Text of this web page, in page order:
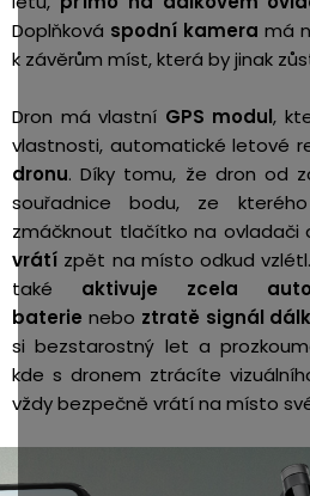
Doplňková spodní kamera má
k závěrům míst, která by jinak
Dron má vlastní GPS modul,
vlastnosti, automatické letové
dronu. Díky tomu, že dron od
souřadnice bodu, ze
zmáčknout tlačítko na ovladači
vrátí zpět na místo odkud
také aktivuje zcela
baterie nebo ztratě signál
si bezstarostný let a
kde s dronem ztrácíte
vždy bezpečně vrátí na místo